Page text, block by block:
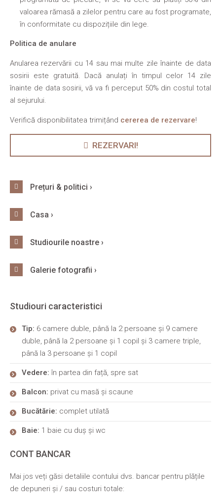
valoarea rămasă a zilelor pentru care au fost programate,
în conformitate cu dispozițiile din lege.
Politica de anulare
Anularea rezervării cu 14 sau mai multe zile înainte de data
sosirii este gratuită. Dacă anulați în timpul celor 14 zile
înainte de data sosirii, vă va fi perceput 50% din costul total
al sejurului.
Verifică disponibilitatea trimițând cererea de rezervare!
REZERVARI!
Prețuri & politici ›
Casa ›
Studiourile noastre ›
Galerie fotografii ›
Studiouri caracteristici
Tip: 6 camere duble, până la 2 persoane și 9 camere
duble, până la 2 persoane și 1 copil și 3 camere triple,
până la 3 persoane și 1 copil
Vedere: în partea din față, spre sat
Balcon: privat cu masă și scaune
Bucătărie: complet utilată
Baie: 1 baie cu duș și wc
CONT BANCAR
Mai jos veți găsi detaliile contului dvs. bancar pentru plățile
de depuneri și / sau costuri totale: